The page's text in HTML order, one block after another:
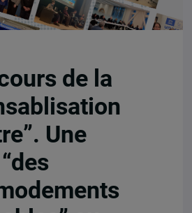
de la
Une